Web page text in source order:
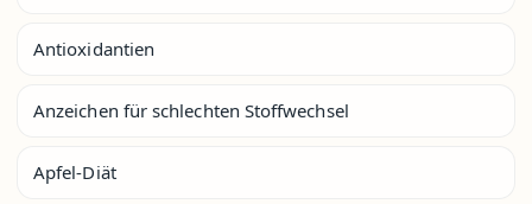
Antioxidantien
Anzeichen für schlechten Stoffwechsel
Apfel-Diät